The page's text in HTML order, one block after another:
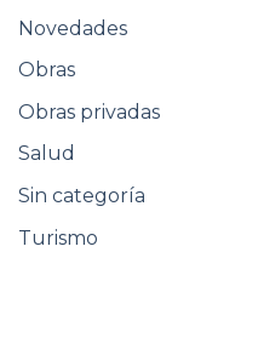
Novedades
Obras
Obras privadas
Salud
Sin categoría
Turismo